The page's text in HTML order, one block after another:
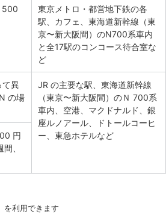
500
東京メトロ・都営地下鉄の各
駅、カフェ、東海道新幹線（東
京〜新大阪間）のN700系車内
と全17駅のコンコース待合室な
ど
て異
の場
JR の主要な駅、東海道新幹線
（東京〜新大阪間）のＮ 700系
車内、空港、マクドナルド、銀
座ルノアール、ドトールコーヒ
ー、東急ホテルなど
円
、
を利用できます